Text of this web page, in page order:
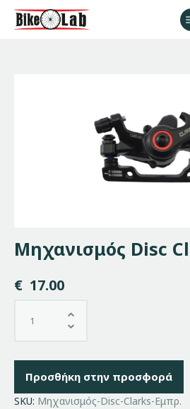
Bikelab
Προϊόντα
Υπηρεσίες
Gallery
Μηχανισμός Disc
€ 17.00
Προσθήκη στην προσφορά
SKU: Μηχανισμός-Disc-Clarks-Εμπρ.